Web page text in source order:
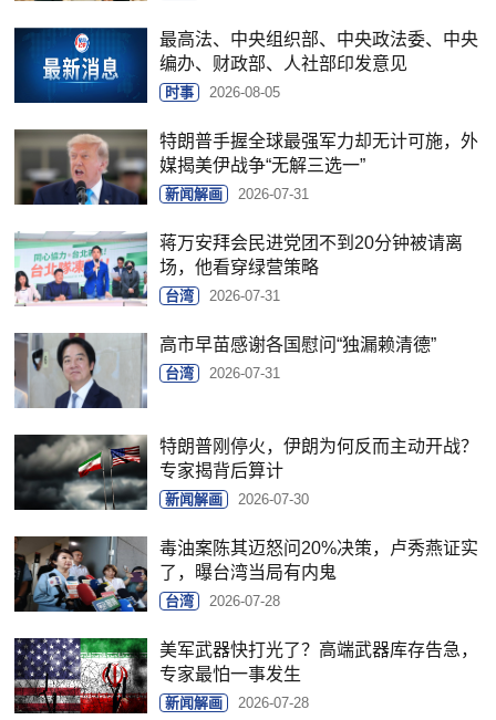
最高法、中央组织部、中央政法委、中央
编办、财政部、人社部印发意见
时事 2026-08-05
特朗普手握全球最强军力却无计可施，外
媒揭美伊战争“无解三选一”
新闻解画 2026-07-31
蒋万安拜会民进党团不到20分钟被请离
场，他看穿绿营策略
台湾 2026-07-31
高市早苗感谢各国慰问“独漏赖清德”
台湾 2026-07-31
特朗普刚停火，伊朗为何反而主动开战？
专家揭背后算计
新闻解画 2026-07-30
毒油案陈其迈怒问20%决策，卢秀燕证实
了，曝台湾当局有内鬼
台湾 2026-07-28
美军武器快打光了？高端武器库存告急，
专家最怕一事发生
新闻解画 2026-07-28